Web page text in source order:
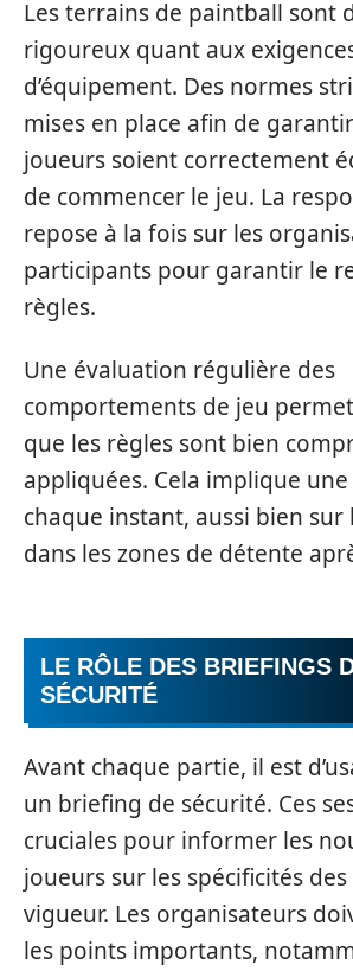
Les terrains de paintball sont
rigoureux quant aux
d’équipement. Des normes
mises en place afin de
joueurs soient correctement
de commencer le jeu. La
repose à la fois sur les
participants pour garantir le
règles.
Une évaluation régulière des
comportements de jeu permet
que les règles sont bien
appliquées. Cela implique
chaque instant, aussi bien
dans les zones de détente
LE RÔLE DES BRIEFINGS
SÉCURITÉ
Avant chaque partie, il est
un briefing de sécurité. Ces
cruciales pour informer les
joueurs sur les spécificités
vigueur. Les organisateurs
les points importants,